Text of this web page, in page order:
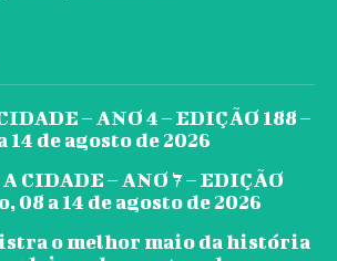
– ANO 4 – EDIÇÃO 188 –
14 de agosto de 2026
CIDADE – ANO 7 – EDIÇÃO
08 a 14 de agosto de 2026
o melhor maio da história